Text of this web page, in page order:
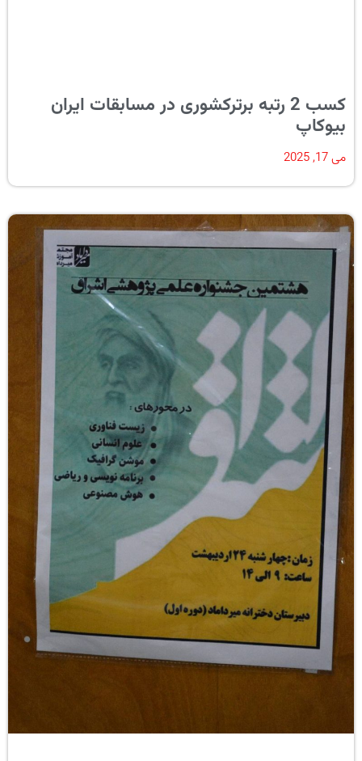
کسب 2 رتبه برترکشوری در مسابقات ایران
بیوکاپ
می 17, 2025